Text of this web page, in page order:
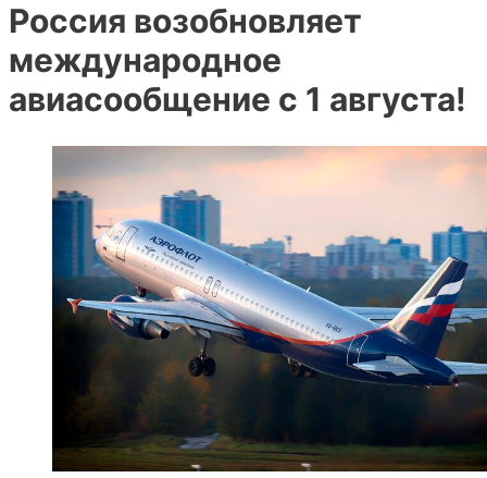
Россия возобновляет
международное
авиасообщение с 1 августа!